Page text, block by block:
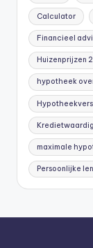
Calculator
Financieel
Huizenprijzen
hypotheek
maximale
Persoonlijke